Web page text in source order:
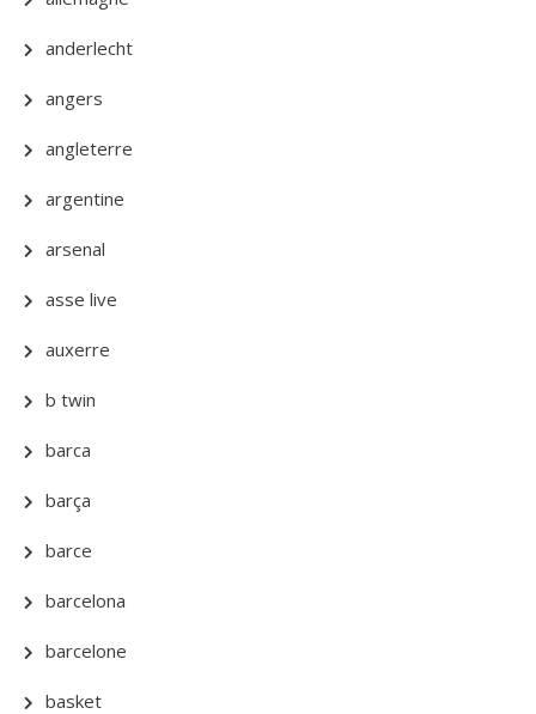
anderlecht
angers
angleterre
argentine
arsenal
asse live
auxerre
b twin
barca
barça
barce
barcelona
barcelone
basket